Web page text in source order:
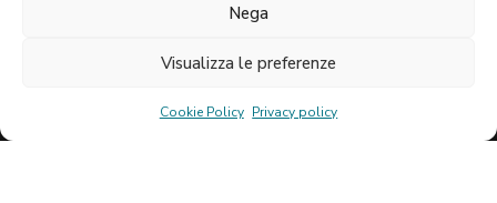
Nega
Visualizza le preferenze
Cookie Policy Privacy policy
©2021 Studio Nasca. P.Iva: 06796770821
Cookie Policy Designed by Webvox.it